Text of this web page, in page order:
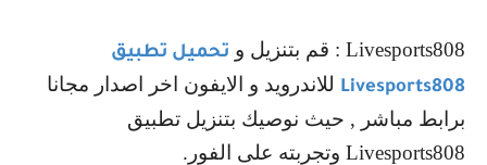
Livesports808 : قم بتنزيل و تحميل تطبيق
Livesports808 للاندرويد و الايفون اخر اصدار مجانا
برابط مباشر , حيث نوصيك بتنزيل تطبيق
Livesports808 وتجربته على الفور.